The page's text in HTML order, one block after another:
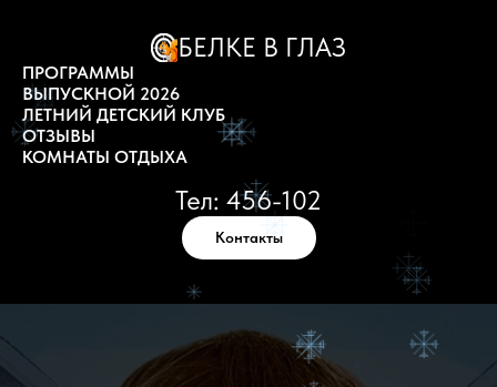
БЕЛКЕ В ГЛАЗ
ПРОГРАММЫ
ВЫПУСКНОЙ 2026
ЛЕТНИЙ ДЕТСКИЙ КЛУБ
ОТЗЫВЫ
КОМНАТЫ ОТДЫХА
Тел: 456-102
Контакты